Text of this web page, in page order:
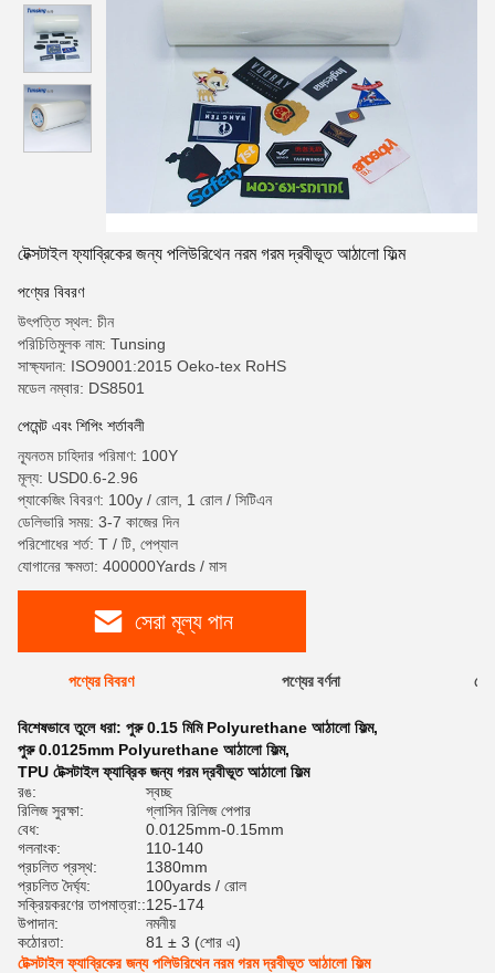
টেক্সটাইল ফ্যাব্রিকের জন্য পলিউরিথেন নরম গরম দ্রবীভূত আঠালো ফিল্ম
পণ্যের বিবরণ
উৎপত্তি স্থল: চীন
পরিচিতিমুলক নাম: Tunsing
সাক্ষ্যদান: ISO9001:2015 Oeko-tex RoHS
মডেল নম্বার: DS8501
পেমেন্ট এবং শিপিং শর্তাবলী
ন্যূনতম চাহিদার পরিমাণ: 100Y
মূল্য: USD0.6-2.96
প্যাকেজিং বিবরণ: 100y / রোল, 1 রোল / সিটিএন
ডেলিভারি সময়: 3-7 কাজের দিন
পরিশোধের শর্ত: T / টি, পেপ্যাল
যোগানের ক্ষমতা: 400000Yards / মাস
সেরা মূল্য পান
পণ্যের বিবরণ পণ্যের বর্ণনা
বিশেষভাবে তুলে ধরা: পুরু 0.15 মিমি Polyurethane আঠালো ফিল্ম,
পুরু 0.0125mm Polyurethane আঠালো ফিল্ম,
TPU টেক্সটাইল ফ্যাব্রিক জন্য গরম দ্রবীভূত আঠালো ফিল্ম
রঙ:
স্বচ্ছ
রিলিজ সুরক্ষা:
গ্লাসিন রিলিজ পেপার
বেধ:
0.0125mm-0.15mm
গলনাংক:
110-140
প্রচলিত প্রস্থ:
1380mm
প্রচলিত দৈর্ঘ্য:
100yards / রোল
সক্রিয়করণের তাপমাত্রা::125-174
উপাদান:
নমনীয়
কঠোরতা:
81 ± 3 (শোর এ)
টেক্সটাইল ফ্যাব্রিকের জন্য পলিউরিথেন নরম গরম দ্রবীভূত আঠালো ফিল্ম